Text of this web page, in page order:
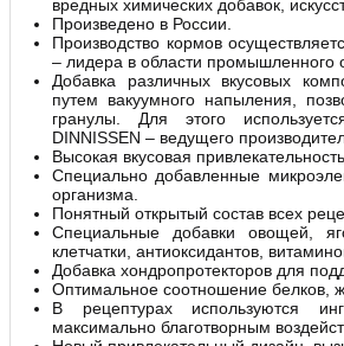
вредных химических добавок,
Произведено в России.
Производство кормов
– лидера в области промышленного
Добавка различных вкусовых
путем вакуумного напыления,
гранулы. Для этого
DINNISSEN – ведущего
Высокая вкусовая
Специально добавленные
организма.
Понятный открытый состав всех
Специальные добавки овощей,
клетчатки, антиоксидантов,
Добавка хондропротекторов для
Оптимальное соотношение белков,
В рецептурах используются
максимально благотворным